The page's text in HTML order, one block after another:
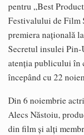
pentru „Best
Festivalului de Film
premiera națională
Secretul insulei Pin-
atenția publicului în
începând cu 22
Din 6 noiembrie
Alecs Năstoiu,
din film și alți